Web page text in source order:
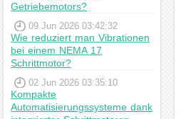
Getriebemotors?
09 Jun 2026 03:42:32
Wie reduziert man Vibrationen
bei einem NEMA 17
Schrittmotor?
02 Jun 2026 03:35:10
Kompakte
Automatisierungssysteme dank